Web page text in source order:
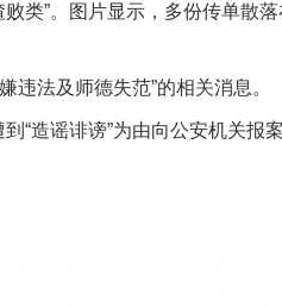
类”。图片显示，多份传单散
法及师德失范”的相关消息。
造谣诽谤”为由向公安机关报案